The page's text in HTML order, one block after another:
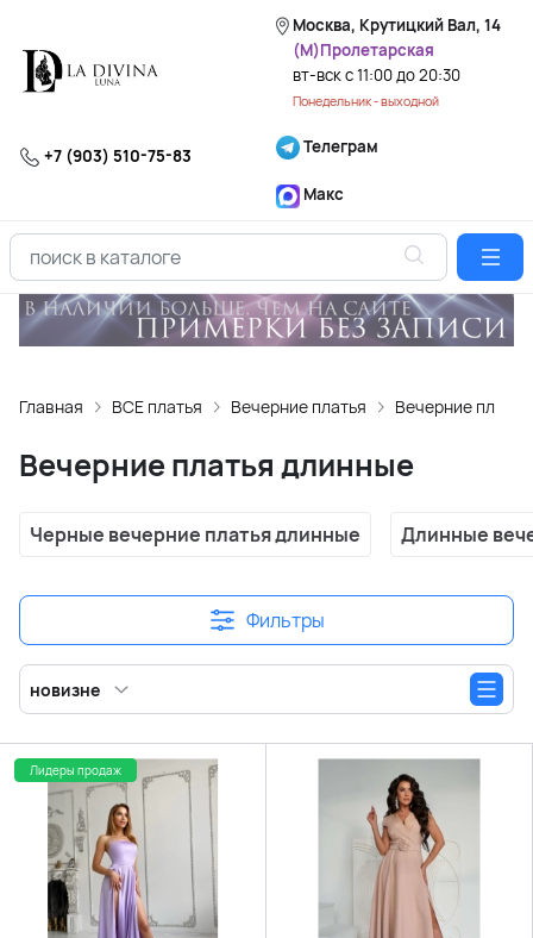
Москва, Крутицкий Вал, 14
(М)Пролетарская
вт-вск с 11:00 до 20:30
Понедельник - выходной
+7 (903) 510-75-83 Телеграм
Макс
Главная ВСЕ платья Вечерние платья Вечерние
Вечерние платья длинные
Черные вечерние платья длинные Длинные
Фильтры
новизне
Лидеры продаж